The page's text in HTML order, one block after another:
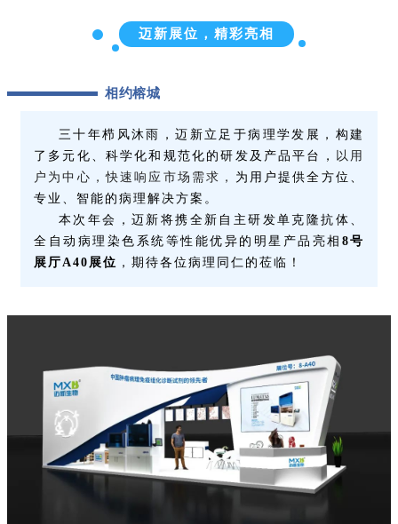
迈新展位，精彩亮相
相约榕城
三十年栉风沐雨，迈新 立足于病理学发展，构建
了多元化、科学化和规范化的研发及产品平台，
以用
户为中心，快速响应市场需求， 为用户提供全方位、
专业、智能的病理解决方案。
本次年会，迈新将携全新 自主研发单克隆抗体、
全自动病理染色系统等性能优异的明星 产品亮相 8号
展厅A40展位 ，期待各位病理同仁的莅临！